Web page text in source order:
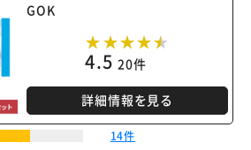
GOK
4.5 20件
詳細情報を見る
14件